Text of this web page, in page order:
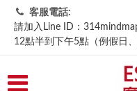
客服電話:
請加入Line ID：
12點半到下午5點（例假日